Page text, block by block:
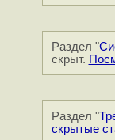
Раздел "
скрыт.
Раздел "
скрытые